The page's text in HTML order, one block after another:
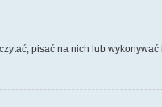
pisać na nich lub